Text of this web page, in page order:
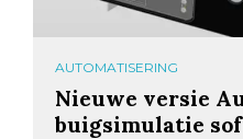
AUTOMATISERING
Nieuwe versie
buigsimulatie